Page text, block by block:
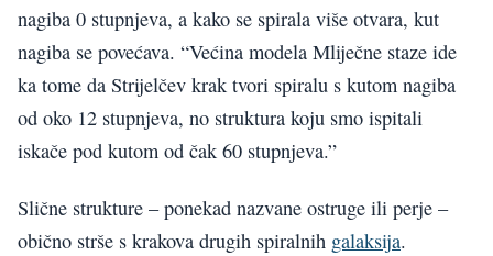
nagiba 0 stupnjeva, a kako se spirala više otvara, kut
nagiba se povećava. “Većina modela Mliječne staze ide
ka tome da Strijelčev krak tvori spiralu s kutom nagiba
od oko 12 stupnjeva, no struktura koju smo ispitali
iskače pod kutom od čak 60 stupnjeva.”
Slične strukture – ponekad nazvane ostruge ili perje –
obično strše s krakova drugih spiralnih galaksija.